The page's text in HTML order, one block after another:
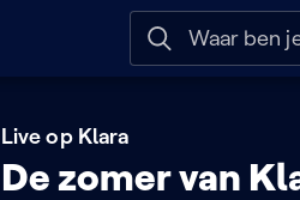
Naar help
Klara
Live op Klara
De zomer van